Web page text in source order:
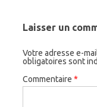
Laisser un
Votre adresse e-
obligatoires sont
Commentaire *